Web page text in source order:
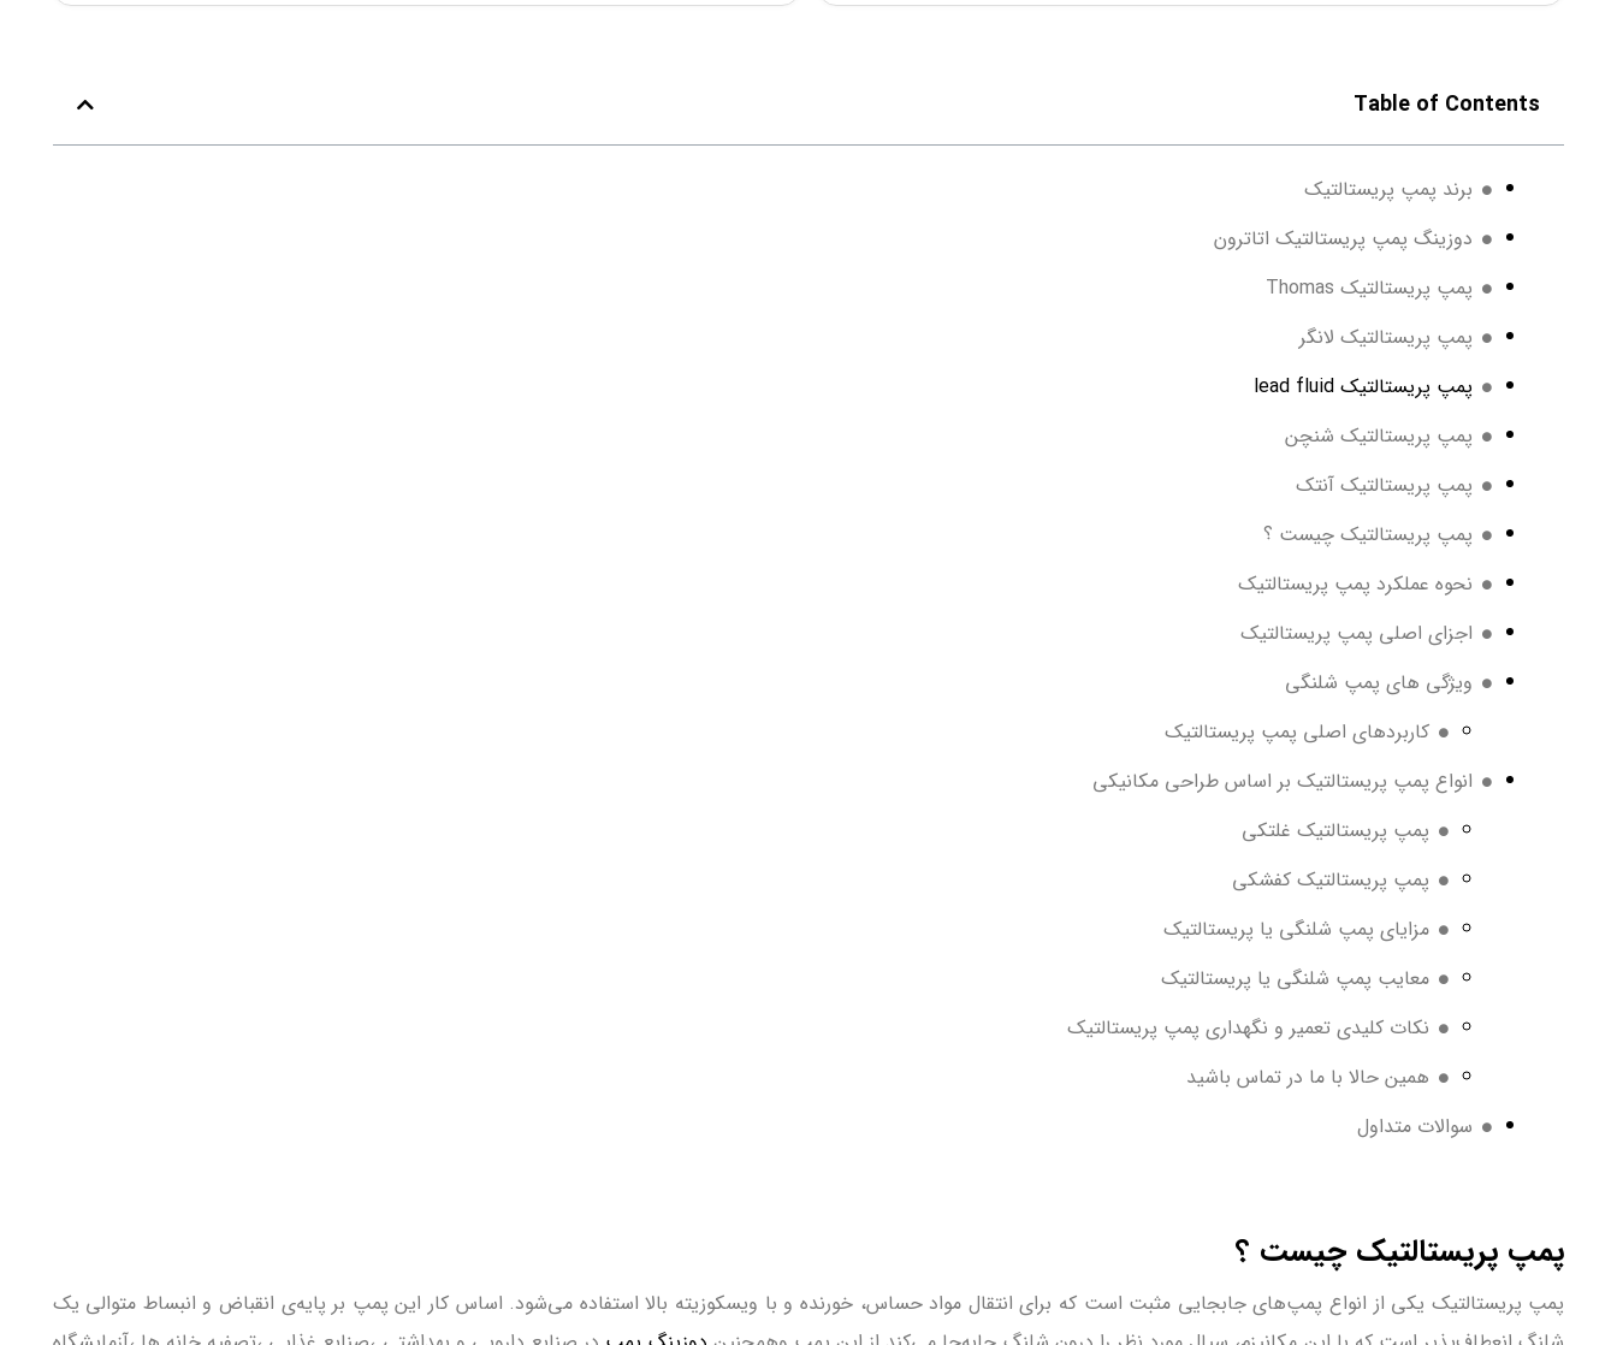
Table of Contents
برند پمپ پریستالتیک
دوزینگ پمپ پریستالتیک اتاترون
پمپ پریستالتیک Thomas
پمپ پریستالتیک لانگر
پمپ پریستالتیک lead fluid
پمپ پریستالتیک شنچن
پمپ پریستالتیک آنتک
پمپ پریستالتیک چیست ؟
نحوه عملکرد پمپ پریستالتیک
اجزای اصلی پمپ پریستالتیک
ویژگی های پمپ شلنگی
کاربردهای اصلی پمپ پریستالتیک
انواع پمپ پریستالتیک بر اساس طراحی مکانیکی
پمپ پریستالتیک غلتکی
پمپ پریستالتیک کفشکی
مزایای پمپ‌‏ شلنگی یا پریستالتیک
معایب پمپ شلنگی یا پریستالتیک
نکات کلیدی تعمیر و نگهداری پمپ پریستالتیک
همین حالا با ما در تماس باشید
سوالات متداول
پمپ پریستالتیک چیست ؟
پمپ پریستالتیک یکی از انواع پمپ‌های جابجایی مثبت است که برای انتقال مواد حساس، خورنده و با ویسکوزیته بالا استفاده می‌شود. اساس کار این پمپ بر پایه‌ی انقباض و انبساط متوالی یک